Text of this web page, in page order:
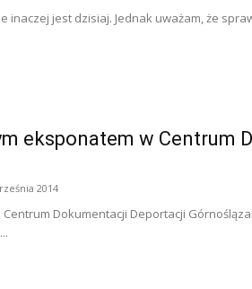
inaczej jest dzisiaj. Jednak uważam, że
eksponatem w Centrum
2014
Dokumentacji Deportacji